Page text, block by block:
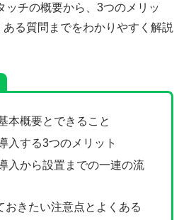
ッチの概要から、3つのメリッ
ある質問までをわかりやすく解説
本概要とできること
入する3つのメリット
入から設置までの一連の流
おきたい注意点とよくある